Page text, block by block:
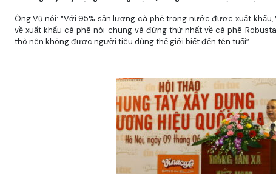
Ông Vũ nói: “Với 95% sản lượng cà phê trong nước được xuất
về xuất khẩu cà phê nói chung và đứng thứ nhất về cà phê
thô nên không được người tiêu dùng thế giới biết đến tên tuổi”.